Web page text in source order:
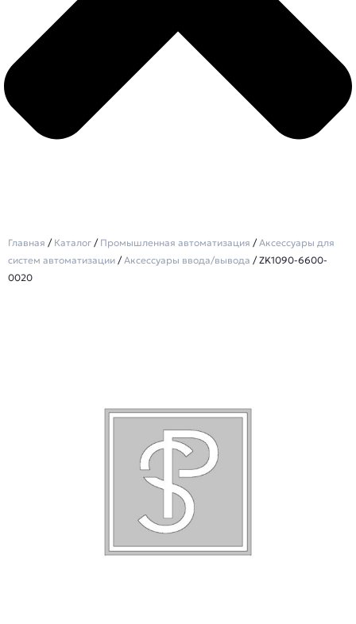
Главная / Каталог / Промышленная автоматизация /Аксессуары для
систем автоматизации /Аксессуары ввода/вывода / ZK1090-6600-
0020